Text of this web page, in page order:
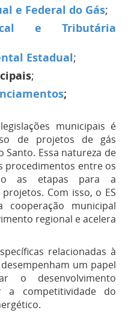
e Federal do Gás;
e Tributária
Estadual;
;
;
municipais é
de projetos de gás
Essa natureza de
procedimentos entre os
as etapas para a
Com isso, o ES
cooperação municipal
regional e acelera
relacionadas à
um papel
o desenvolvimento
a competitividade do